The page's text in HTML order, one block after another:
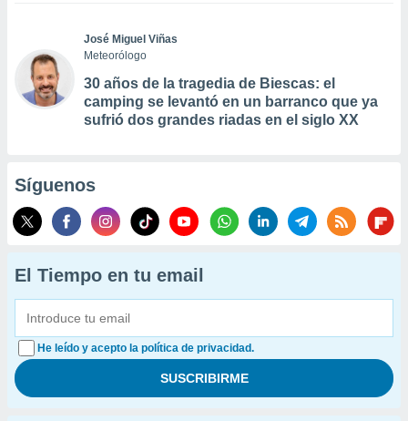
José Miguel Viñas
Meteorólogo
30 años de la tragedia de Biescas: el
camping se levantó en un barranco que ya
sufrió dos grandes riadas en el siglo XX
Síguenos
El Tiempo en tu email
He leído y acepto la política de privacidad.